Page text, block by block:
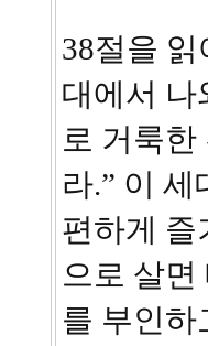
38절을
대에서 나
로 거룩
라.” 이
편하게 즐
으로 살면
를 부인하